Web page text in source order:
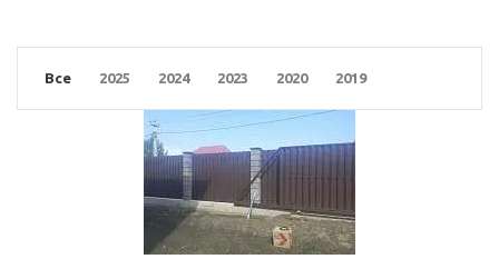
Все 2025 2024 2023 2020 2019